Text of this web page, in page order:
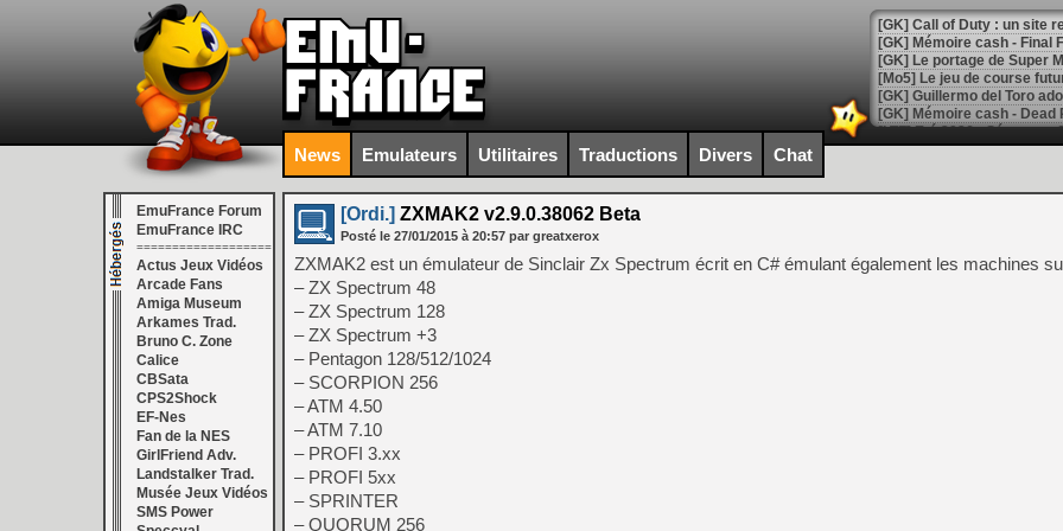
[GK] Le portage de Super
[Mo5] Le jeu de course
[GK] Guillermo del Toro
[LTF] Eté 2026 - Séquence
[GK] Mistfall Hunter :
[GK] Wo Long 2 évolue
[GK] Crossfire : un TPS à
[LS] [PS5] Premiers
[Mo5] DOOM arrive en
[GK] Bethesda fête les 30
[GK] Roblox : l'action en
[GK] Agenda - GeForce
[LS] [PS5] ps5-y2jb-
News Emulateurs Utilitaires Traductions Divers Chat
EmuFrance Forum
EmuFrance IRC
===================
Actus Jeux Vidéos
Arcade Fans
Amiga Museum
Arkames Trad.
Bruno C. Zone
Calice
CBSata
CPS2Shock
EF-Nes
Fan de la NES
GirlFriend Adv.
Landstalker Trad.
Musée Jeux Vidéos
SMS Power
[Ordi.] ZXMAK2 v2.9.0.38062 Beta
Posté le 27/01/2015 à 20:57 par greatxerox
ZXMAK2 est un émulateur de Sinclair Zx Spectrum écrit en C# émulant également les machines
– ZX Spectrum 48
– ZX Spectrum 128
– ZX Spectrum +3
– Pentagon 128/512/1024
– SCORPION 256
– ATM 4.50
– ATM 7.10
– PROFI 3.xx
– PROFI 5xx
– SPRINTER
– QUORUM 256